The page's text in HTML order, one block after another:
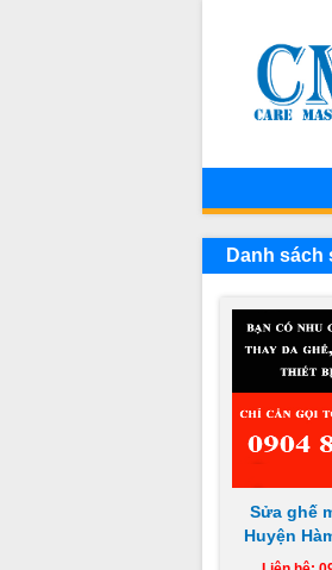
Danh sách
Sửa ghế
Huyện
Thuận tại